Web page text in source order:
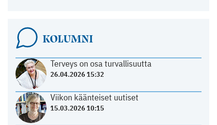
KOLUMNI
Terveys on osa turvallisuutta
26.04.2026 15:32
Viikon käänteiset uutiset
15.03.2026 10:15